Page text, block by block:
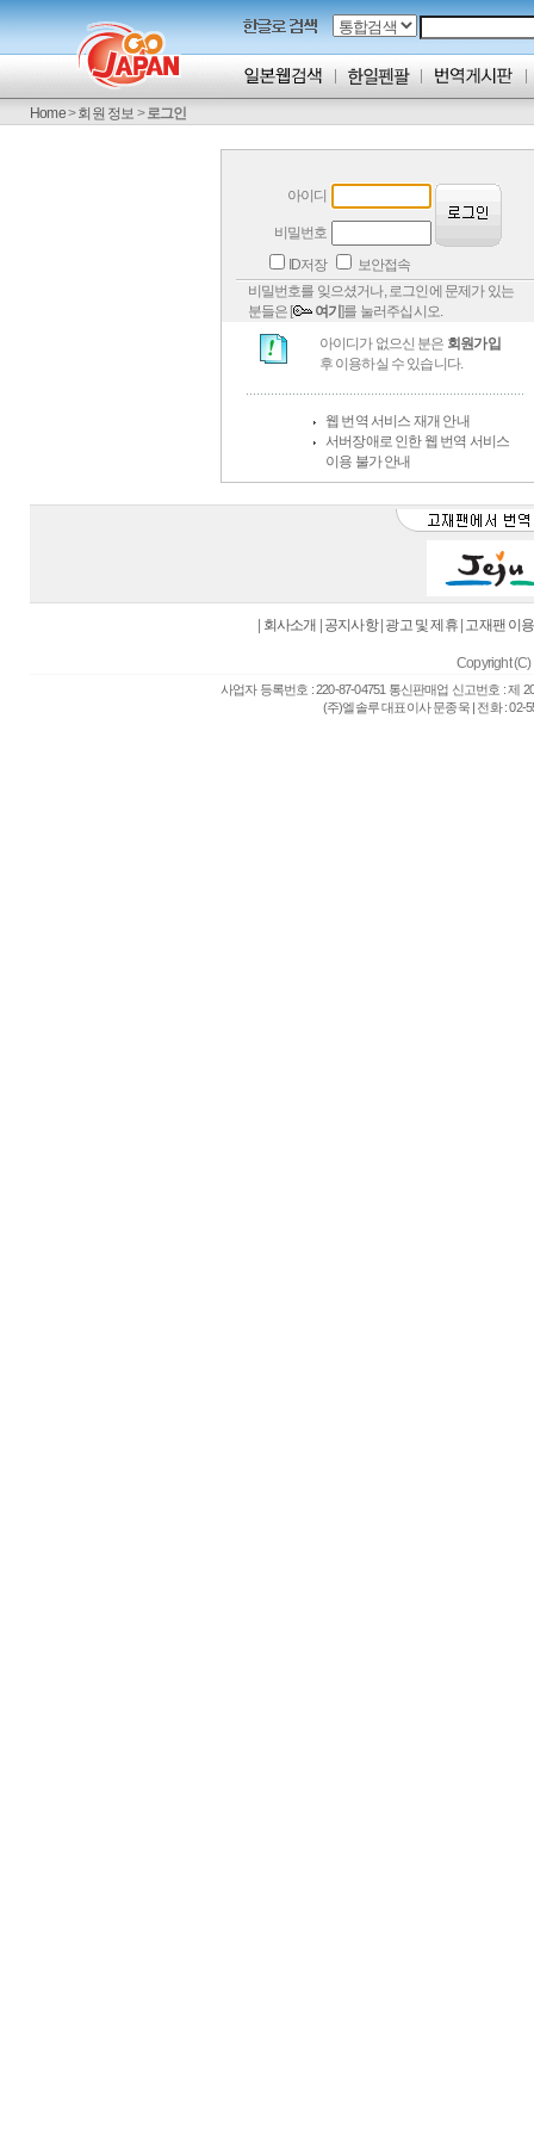
Home>회원 정보 >로그인
아이디
비밀번호
ID저장
보안접속
비밀번호를 잊으셨거나, 로그인에 문제가 있는
분들은 [
여기]를 눌러주십시오.
아이디가 없으신 분은 회원가입
후 이용하실 수 있습니다.
웹 번역 서비스 재개 안내
서버장애로 인한 웹 번역 서비스
이용 불가 안내
회사소개 공지사항| 광고 및 제휴| 고재팬 이
Copyright (C)
사업자 등록번호 : 220-87-04751 통신판매업 신고번호 : 제
(주)엘솔루 대표이사 문종욱 | 전화 : 02-